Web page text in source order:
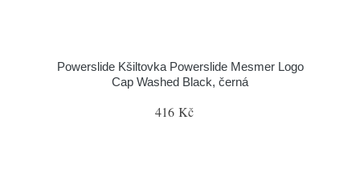
Powerslide Kšiltovka Powerslide Mesmer Logo
Cap Washed Black, černá
416 Kč